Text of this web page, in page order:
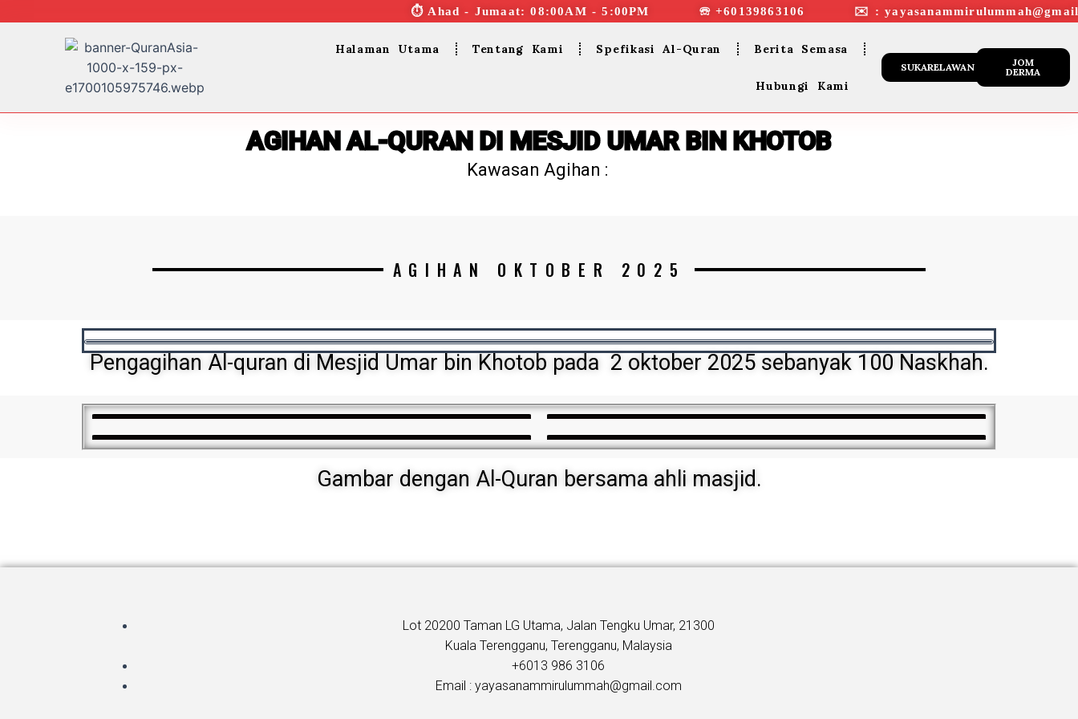
⏱︎ Ahad - Jumaat: 08:00AM - 5:00PM ☏ +60139863106 ✉︎ :
Halaman Utama Tentang Kami Spefikasi Al-Quran Berita Semasa
Hubungi Kami
SUKARELAWAN
JOM
DERMA
AGIHAN AL-QURAN DI MESJID UMAR BIN KHOTOB
Kawasan Agihan :
AGIHAN OKTOBER 2025
Pengagihan Al-quran di Mesjid Umar bin Khotob pada 2 oktober 2025 sebanyak 100 Naskhah.
Gambar dengan Al-Quran bersama ahli masjid.
Lot 20200 Taman LG Utama, Jalan Tengku Umar, 21300
Kuala Terengganu, Terengganu, Malaysia
+6013 986 3106
Email : yayasanammirulummah@gmail.com